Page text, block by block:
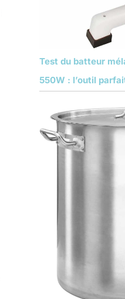
Test du batteur
550W : l’outil